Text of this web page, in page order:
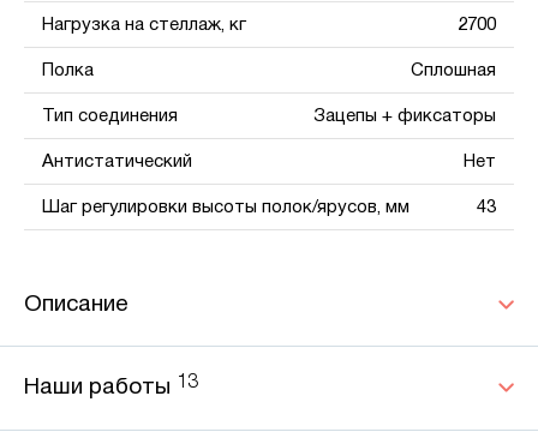
Нагрузка на стеллаж, кг 2700
Полка Сплошная
Тип соединения Зацепы + фиксаторы
Антистатический Нет
Шаг регулировки высоты полок/ярусов, мм 43
Описание
Наши работы 13